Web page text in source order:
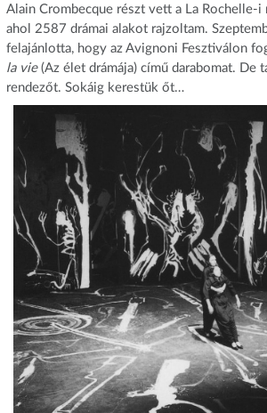
Alain Crombecque részt vett a La Rochelle-i
ahol 2587 drámai alakot rajzoltam.
felajánlotta, hogy az Avignoni Fesztiválon
la vie(Az élet drámája) című darabomat. De
rendezőt. Sokáig kerestük őt…